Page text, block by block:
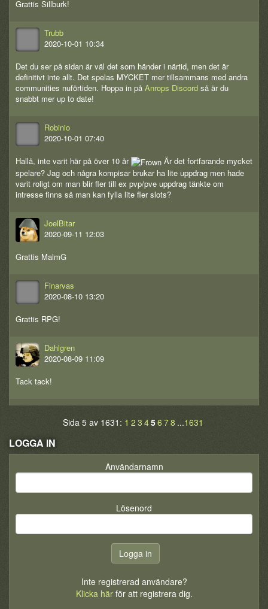
Grattis Sillburk!
Trubb
2020-10-01 10:34
Det du ser på sidan är väl det som händer i närtid, men det är
definitivt inte allt. Det spelas MYCKET mer tillsammans med andra
communities nuförtiden. Hoppa in på Anrops Discord så är du
snabbt mer up to date!
Robinio
2020-10-01 07:40
Hallå, inte varit här på över 10 år
Är det fortfarande mycket
spelare? Jag och några kompisar brukar ha lite uppdrag men hade
varit roligt om man blir fler till ex pvp/pve uppdrag tänkte om
intresse finns så man kan fylla lite fler slots?
JoelBitar
2020-09-11 12:03
Grattis MalmG
Finarvas
2020-08-10 13:20
Grattis RPG!
Dahlgren
2020-08-09 11:09
Tack tack!
Sida 5 av 1631: 1 2 3 45678 ...1631
LOGGA IN
Användarnamn
Lösenord
Inte registrerad användare?
Klicka härför att registrera dig.